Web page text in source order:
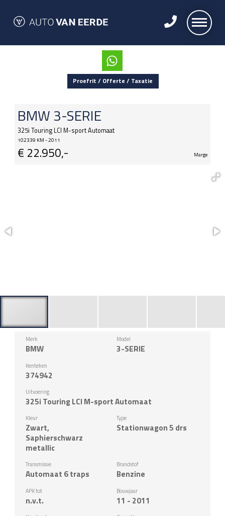
Proefrit / Offerte / Taxatie
BMW3-SERIE
325i Touring LCI M-sport Automaat
102339 KM - 2011
€ 22.950,- Marge
Merk
BMW
Model
3-SERIE
Kenteken
374942
Uitvoering
325i Touring LCI M-sport Automaat
Kleur
Zwart,
Saphierschwarz
metallic
Type
Stationwagon 5 drs
Transmissie
Automaat 6 traps
Brandstof
Benzine
APK tot
n.v.t.
Bouwjaar
11 - 2011